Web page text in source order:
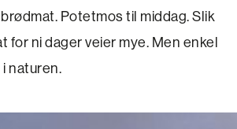
Potetmos til middag. Slik
for ni dager veier mye. Men enkel
naturen.